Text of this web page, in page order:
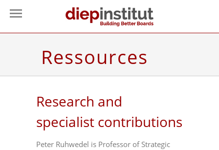
Ressources
Research and
specialist contributions
Peter Ruhwedel is Professor of Strategic